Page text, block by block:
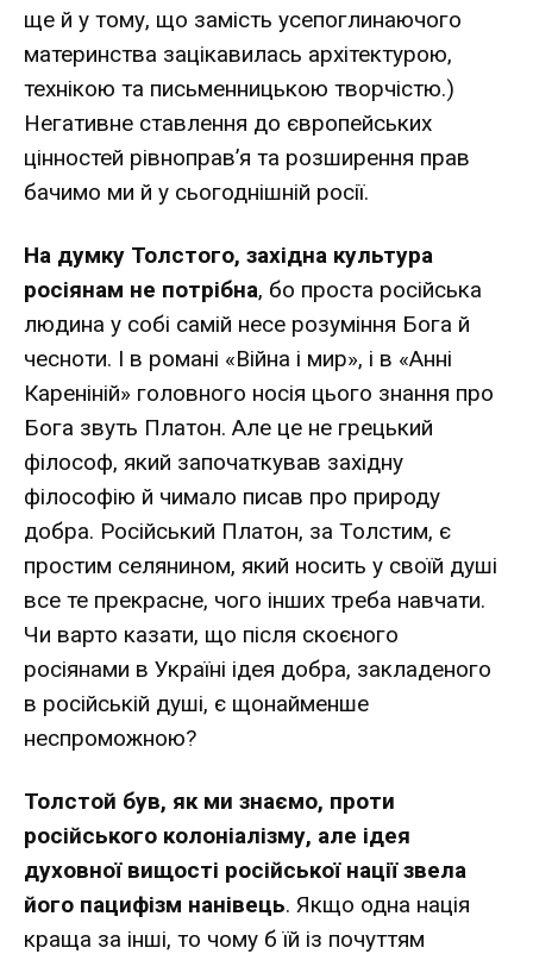
ще й у тому, що замість усепоглинаючого
материнства зацікавилась архітектурою,
технікою та письменницькою творчістю.)
Негативне ставлення до європейських
цінностей рівноправ’я та розширення прав
бачимо ми й у сьогоднішній росії.
На думку Толстого, західна культура
росіянам не потрібна, бо проста російська
людина у собі самій несе розуміння Бога й
чесноти. І в романі «Війна і мир», і в «Анні
Кареніній» головного носія цього знання про
Бога звуть Платон. Але це не грецький
філософ, який започаткував західну
філософію й чимало писав про природу
добра. Російський Платон, за Толстим, є
простим селянином, який носить у своїй душі
все те прекрасне, чого інших треба навчати.
Чи варто казати, що після скоєного
росіянами в Україні ідея добра, закладеного
в російській душі, є щонайменше
неспроможною?
Толстой був, як ми знаємо, проти
російського колоніалізму, але ідея
духовної вищості російської нації звела
його пацифізм нанівець. Якщо одна нація
краща за інші, то чому б їй із почуттям